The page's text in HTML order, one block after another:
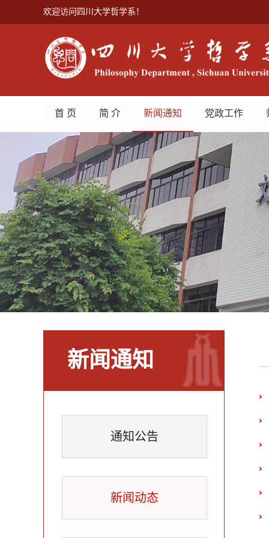
欢迎访问四川大学哲学系！
首 页 简 介 新闻通知 党政工作
新闻通知
通知公告
新闻动态